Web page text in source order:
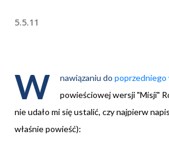
5.5.11
W nawiązaniu do poprzedniego
powieściowej wersji "Misji"
nie udało mi się ustalić, czy najpierw
właśnie powieść):